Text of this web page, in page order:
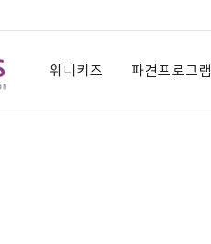
위니키즈 파견프로그램